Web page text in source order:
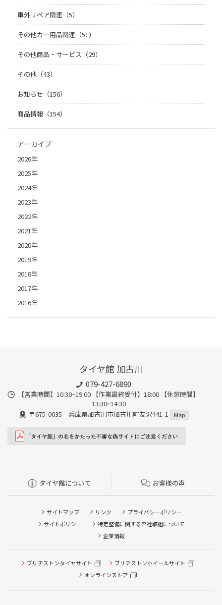
車外リペア関連（5）
その他カー用品関連（51）
その他商品・サービス（29）
その他（43）
お知らせ（156）
商品情報（154）
アーカイブ
2026年
2025年
2024年
2023年
2022年
2021年
2020年
2019年
2018年
2017年
2016年
タイヤ館 加古川
079-427-6890
【営業時間】10:30~19:00 【作業最終受付】18:00 【休憩時間】
13:30~14:30
〒675-0035 兵庫県加古川市加古川町友沢441-1
Map
タイヤ館について お客様の声
サイトマップ リンク
プライバシーポリシー
サイトポリシー
特定整備に関する弊社取組について
企業情報
ブリヂストンタイヤサイト
ブリヂストンホイールサイト
オンラインストア
タイヤ点検・安全点検/タイヤ履き替え/オイル交換/その他
ピット作業の予約